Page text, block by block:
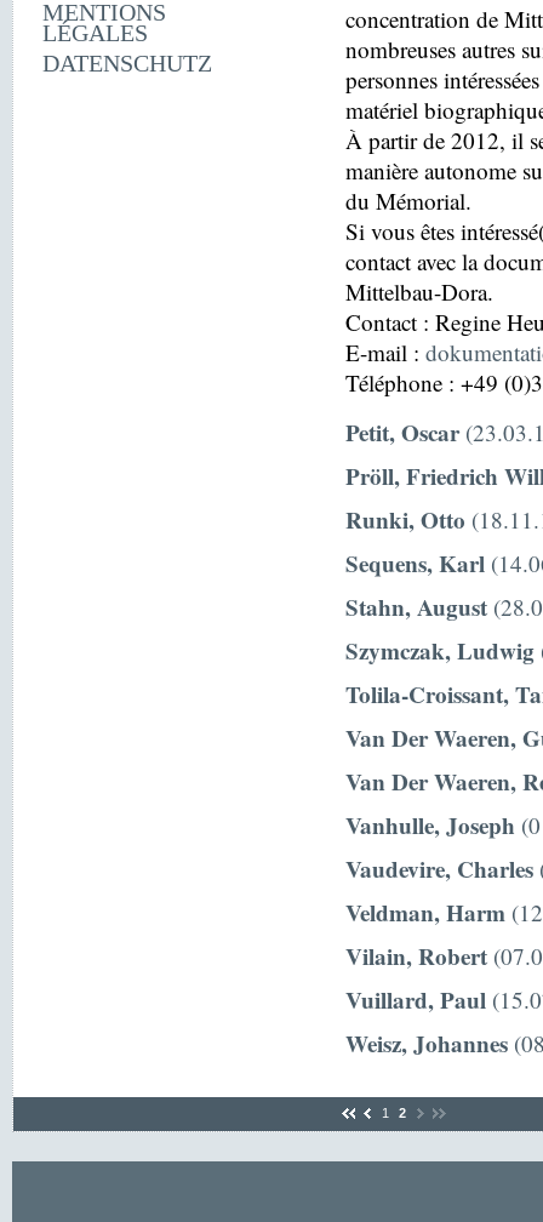
MENTIONS
LÉGALES
DATENSCHUTZ
concentration de
nombreuses autres
personnes
matériel
À partir de 2012, il
manière autonome
du Mémorial.
Si vous êtes
contact avec la
Mittelbau-Dora.
Contact : Regine
E-mail :
Téléphone : +49
Petit, Oscar
Pröll, Friedrich
Runki, Otto
Sequens, Karl
Stahn, August
Szymczak, Ludwig
Tolila-Croissant,
Van Der Waeren,
Van Der Waeren,
Vanhulle, Joseph
Vaudevire, Charles
Veldman, Harm
Vilain, Robert
Vuillard, Paul
Weisz, Johannes
1 2